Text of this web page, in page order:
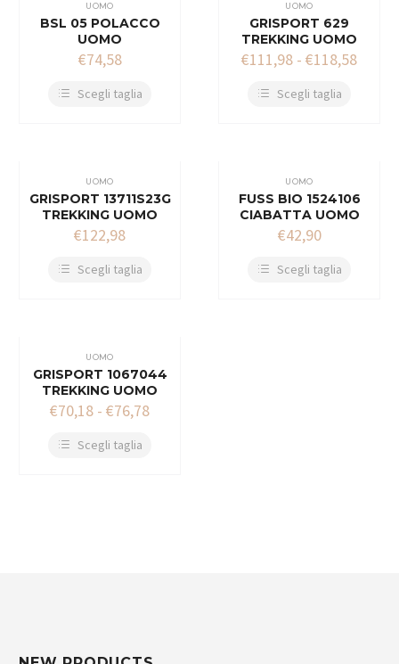
UOMO
BSL 05 POLACCO
UOMO
€74,58
Scegli taglia
UOMO
GRISPORT 629
TREKKING UOMO
€111,98 - €118,58
Scegli taglia
UOMO
GRISPORT 13711S23G
TREKKING UOMO
€122,98
Scegli taglia
UOMO
FUSS BIO 1524106
CIABATTA UOMO
€42,90
Scegli taglia
UOMO
GRISPORT 1067044
TREKKING UOMO
€70,18 - €76,78
Scegli taglia